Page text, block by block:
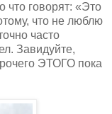
что говорят: «Это
что не люблю
часто
Завидуйте,
ЭТОГО пока